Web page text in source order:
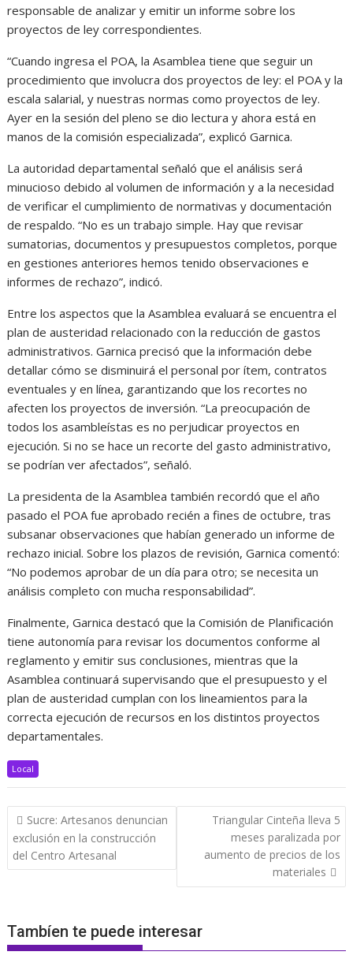
responsable de analizar y emitir un informe sobre los
proyectos de ley correspondientes.
“Cuando ingresa el POA, la Asamblea tiene que seguir un
procedimiento que involucra dos proyectos de ley: el POA y la
escala salarial, y nuestras normas como proyectos de ley.
Ayer en la sesión del pleno se dio lectura y ahora está en
manos de la comisión especializada”, explicó Garnica.
La autoridad departamental señaló que el análisis será
minucioso debido al volumen de información y a la necesidad
de verificar el cumplimiento de normativas y documentación
de respaldo. “No es un trabajo simple. Hay que revisar
sumatorias, documentos y presupuestos completos, porque
en gestiones anteriores hemos tenido observaciones e
informes de rechazo”, indicó.
Entre los aspectos que la Asamblea evaluará se encuentra el
plan de austeridad relacionado con la reducción de gastos
administrativos. Garnica precisó que la información debe
detallar cómo se disminuirá el personal por ítem, contratos
eventuales y en línea, garantizando que los recortes no
afecten los proyectos de inversión. “La preocupación de
todos los asambleístas es no perjudicar proyectos en
ejecución. Si no se hace un recorte del gasto administrativo,
se podrían ver afectados”, señaló.
La presidenta de la Asamblea también recordó que el año
pasado el POA fue aprobado recién a fines de octubre, tras
subsanar observaciones que habían generado un informe de
rechazo inicial. Sobre los plazos de revisión, Garnica comentó:
“No podemos aprobar de un día para otro; se necesita un
análisis completo con mucha responsabilidad”.
Finalmente, Garnica destacó que la Comisión de Planificación
tiene autonomía para revisar los documentos conforme al
reglamento y emitir sus conclusiones, mientras que la
Asamblea continuará supervisando que el presupuesto y el
plan de austeridad cumplan con los lineamientos para la
correcta ejecución de recursos en los distintos proyectos
departamentales.
Local
Navegación
de
entradas
Sucre: Artesanos denuncian
exclusión en la construcción
del Centro Artesanal
Triangular Cinteña lleva 5
meses paralizada por
aumento de precios de los
materiales
Tambíen te puede interesar